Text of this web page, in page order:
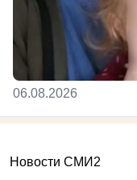
06.08.2026
Новости СМИ2